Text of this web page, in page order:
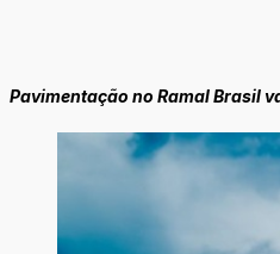
Pavimentação no Ramal Brasil